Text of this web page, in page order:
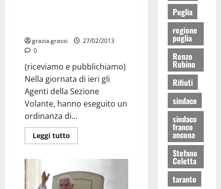
grazia.grassi
27/02/2013
0
(riceviamo e pubblichiamo)
Nella giornata di ieri gli
Agenti della Sezione
Volante, hanno eseguito un
ordinanza di...
Leggi tutto
Puglia
regione
puglia
Renzo
Rubino
Rifiuti
sindaco
sindaco
franco
ancona
Stefano
Coletta
taranto